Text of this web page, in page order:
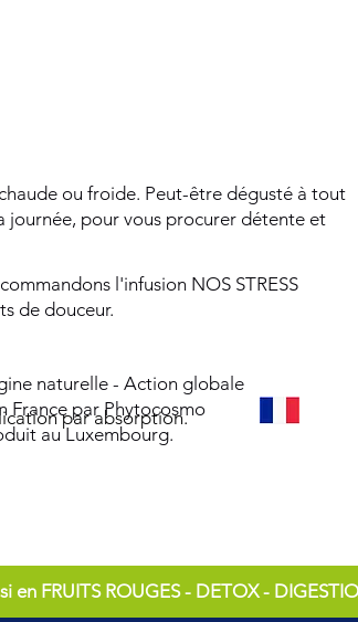
ou froide. Peut-être dégusté à tout
journée, pour vous procurer détente et
l'infusion NOS STRESS
de douceur.
naturelle - Action globale
France par Phytocosmo
au Luxembourg.
par absorption.
en FRUITS ROUGES - DETOX -